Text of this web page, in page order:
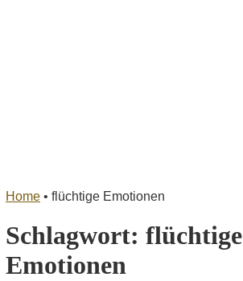
Home • flüchtige Emotionen
Schlagwort: flüchtige
Emotionen